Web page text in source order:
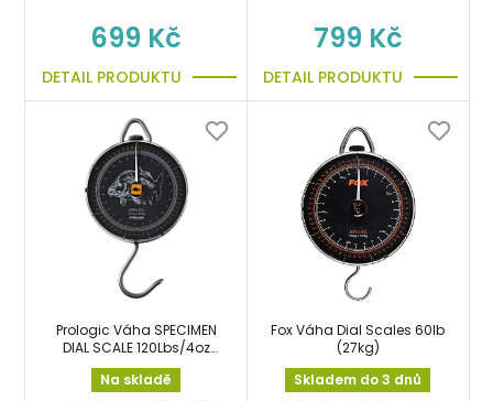
699 Kč
DETAIL PRODUKTU
799 Kč
DETAIL PRODUKTU
Prologic Váha SPECIMEN
DIAL SCALE 120Lbs/4oz
54kg/200g
Na skladě
Fox Váha Dial Scales 60lb
(27kg)
Skladem do 3 dnů